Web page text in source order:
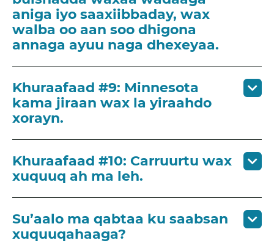
aniga iyo saaxiibbaday, wax
walba oo aan soo dhigona
annaga ayuu naga dhexeyaa.
Khuraafaad #9: Minnesota
kama jiraan wax la yiraahdo
xorayn.
Khuraafaad #10: Carruurtu wax
xuquuq ah ma leh.
Su’aalo ma qabtaa ku saabsan
xuquuqahaaga?